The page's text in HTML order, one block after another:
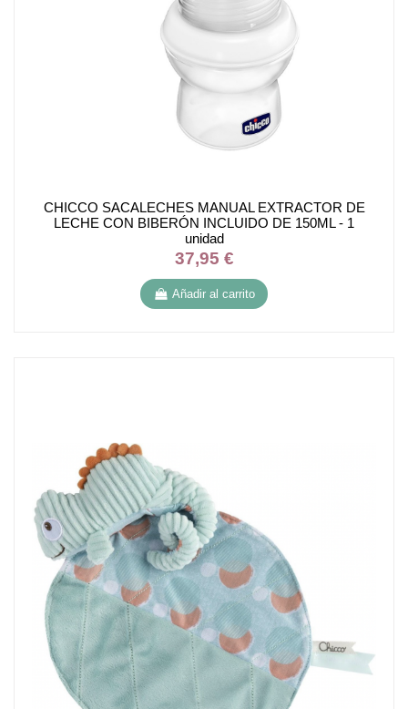
CHICCO SACALECHES MANUAL EXTRACTOR DE
LECHE CON BIBERÓN INCLUIDO DE 150ML - 1
unidad
37,95 €
Añadir al carrito